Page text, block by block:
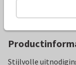
Stijlvolle